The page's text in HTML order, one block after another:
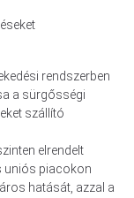
rendszerben
a sürgősségi
szállító
elrendelt
uniós piacokon
hatását, azzal a